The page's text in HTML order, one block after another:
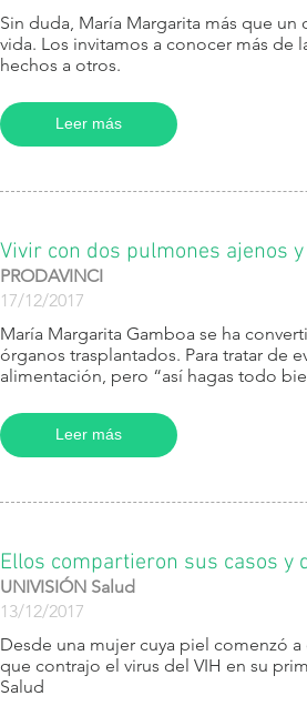
Sin duda, María Margarita más que
vida. Los invitamos a conocer más de
hechos a otros.
Leer más
Vivir con dos pulmones ajenos
PRODAVINCI
17/12/2017
María Margarita Gamboa se ha
órganos trasplantados. Para tratar de
alimentación, pero “así hagas todo
Leer más
Ellos compartieron sus casos
UNIVISIÓN Salud
13/12/2017
​Desde una mujer cuya piel comenzó
que contrajo el virus del VIH en su
Salud